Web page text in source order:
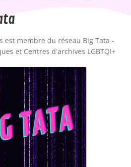
est membre du réseau Big Tata -
et Centres d'archives LGBTQI+